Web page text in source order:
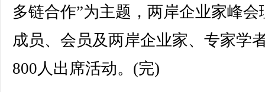
多链合作”为主题，两岸企业家峰会
成员、会员及两岸企业家、专家学
800人出席活动。(完)